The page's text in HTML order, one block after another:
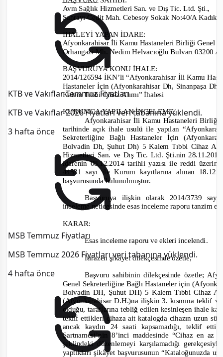
KTB ve Vakıflar Temmuz Fiyatları
KTB ve Vakıflar 2026 Fiyatları veri tabanına yüklendi.
3 hafta önce
MSB Temmuz Fiyatları
MSB Temmuz 2026 Fiyatları veri tabanına yüklendi.
4 hafta önce
Avm Sağlık Hizmetleri San. ve Dış Tic. Ltd. Şti.,
Sahrayı Cedit Mah. Cebesoy Sokak No:40/A
İHALEYİ YAPAN İDARE:
Afyonkarahisar İli Kamu Hastaneleri Birliği Genel
OrhangaziMh. Nedim Helvacıoğlu Bulvarı 03200
BAŞVURUYA KONU İHALE:
2014/126594İKN’li “Afyonkarahisar İli Kamu
Hastaneler İçin (Afyonkarahisar Dh, Sinanpaşa
Kalem Tıbbi Cihaz Alımı” İhalesi
KURUMCA YAPILAN İNCELEME:
Afyonkarahisar İli Kamu Hastaneleri Birliği
tarihinde açık ihale usulüile yapılan
Sekreterliğine Bağlı Hastaneler İçin
Bolvadin Dh, Şuhut Dh) 5 Kalem Tıbbi Cihaz
Hizmetleri San. ve Dış Tic. Ltd. Şti.nin
idarenin 08.12.2014 tarihli yazısı ile reddi
44531sayı ile Kurum kayıtlarına alınan
başvurusunda bulunulmuştur.
Başvuruya ilişkin olarak 2014/3739
inceleme neticesinde esas inceleme raporu tanzim
KARAR:
Esas inceleme raporu ve ekleri incelendi.
İtirazen şikâyet dilekçesinde özetle,
Başvuru sahibinin dilekçesinde özetle;
Genel Sekreterliğine Bağlı Hastaneler için
Bolvadin DH, Şuhut DH) 5 Kalem Tıbbi Cihaz
(Afyonkarahisar D.H.)na ilişkin 3. kısmına teklif
olduğu, taraflarına tebliğ edilen kesinleşen ihale
teklif ettikleri cihaza ait katalogda cihazın uzun
ancak kaydın 24 saati kapsamadığı, teklif
Şartnamesi’nin 8’inci maddesinde “Cihaz en az
şeklindeki düzenlemeyi karşılamadığı
yaptıkları şikâyet başvurusunun “Kataloğunuzda